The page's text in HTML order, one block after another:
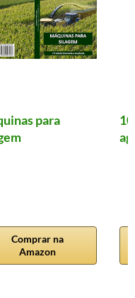
para
Comprar na
Amazon